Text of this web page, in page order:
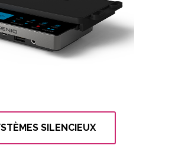
SILENCIEUX